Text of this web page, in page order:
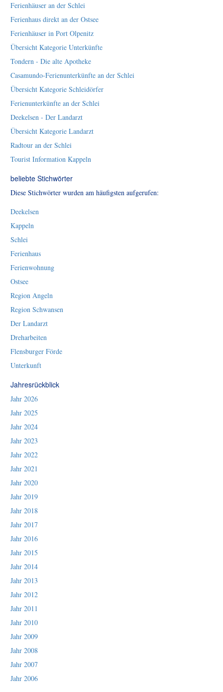
Ferienhäuser an der Schlei
Ferienhaus direkt an der Ostsee
Ferienhäuser in Port Olpenitz
Übersicht Kategorie Unterkünfte
Tondern - Die alte Apotheke
Casamundo-Ferienunterkünfte an der Schlei
Übersicht Kategorie Schleidörfer
Ferienunterkünfte an der Schlei
Deekelsen - Der Landarzt
Übersicht Kategorie Landarzt
Radtour an der Schlei
Tourist Information Kappeln
beliebte Stichwörter
Diese Stichwörter wurden am häufigsten aufgerufen:
Deekelsen
Kappeln
Schlei
Ferienhaus
Ferienwohnung
Ostsee
Region Angeln
Region Schwansen
Der Landarzt
Dreharbeiten
Flensburger Förde
Unterkunft
Jahresrückblick
Jahr 2026
Jahr 2025
Jahr 2024
Jahr 2023
Jahr 2022
Jahr 2021
Jahr 2020
Jahr 2019
Jahr 2018
Jahr 2017
Jahr 2016
Jahr 2015
Jahr 2014
Jahr 2013
Jahr 2012
Jahr 2011
Jahr 2010
Jahr 2009
Jahr 2008
Jahr 2007
Jahr 2006